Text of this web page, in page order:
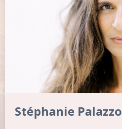
Stéphanie Palazzo